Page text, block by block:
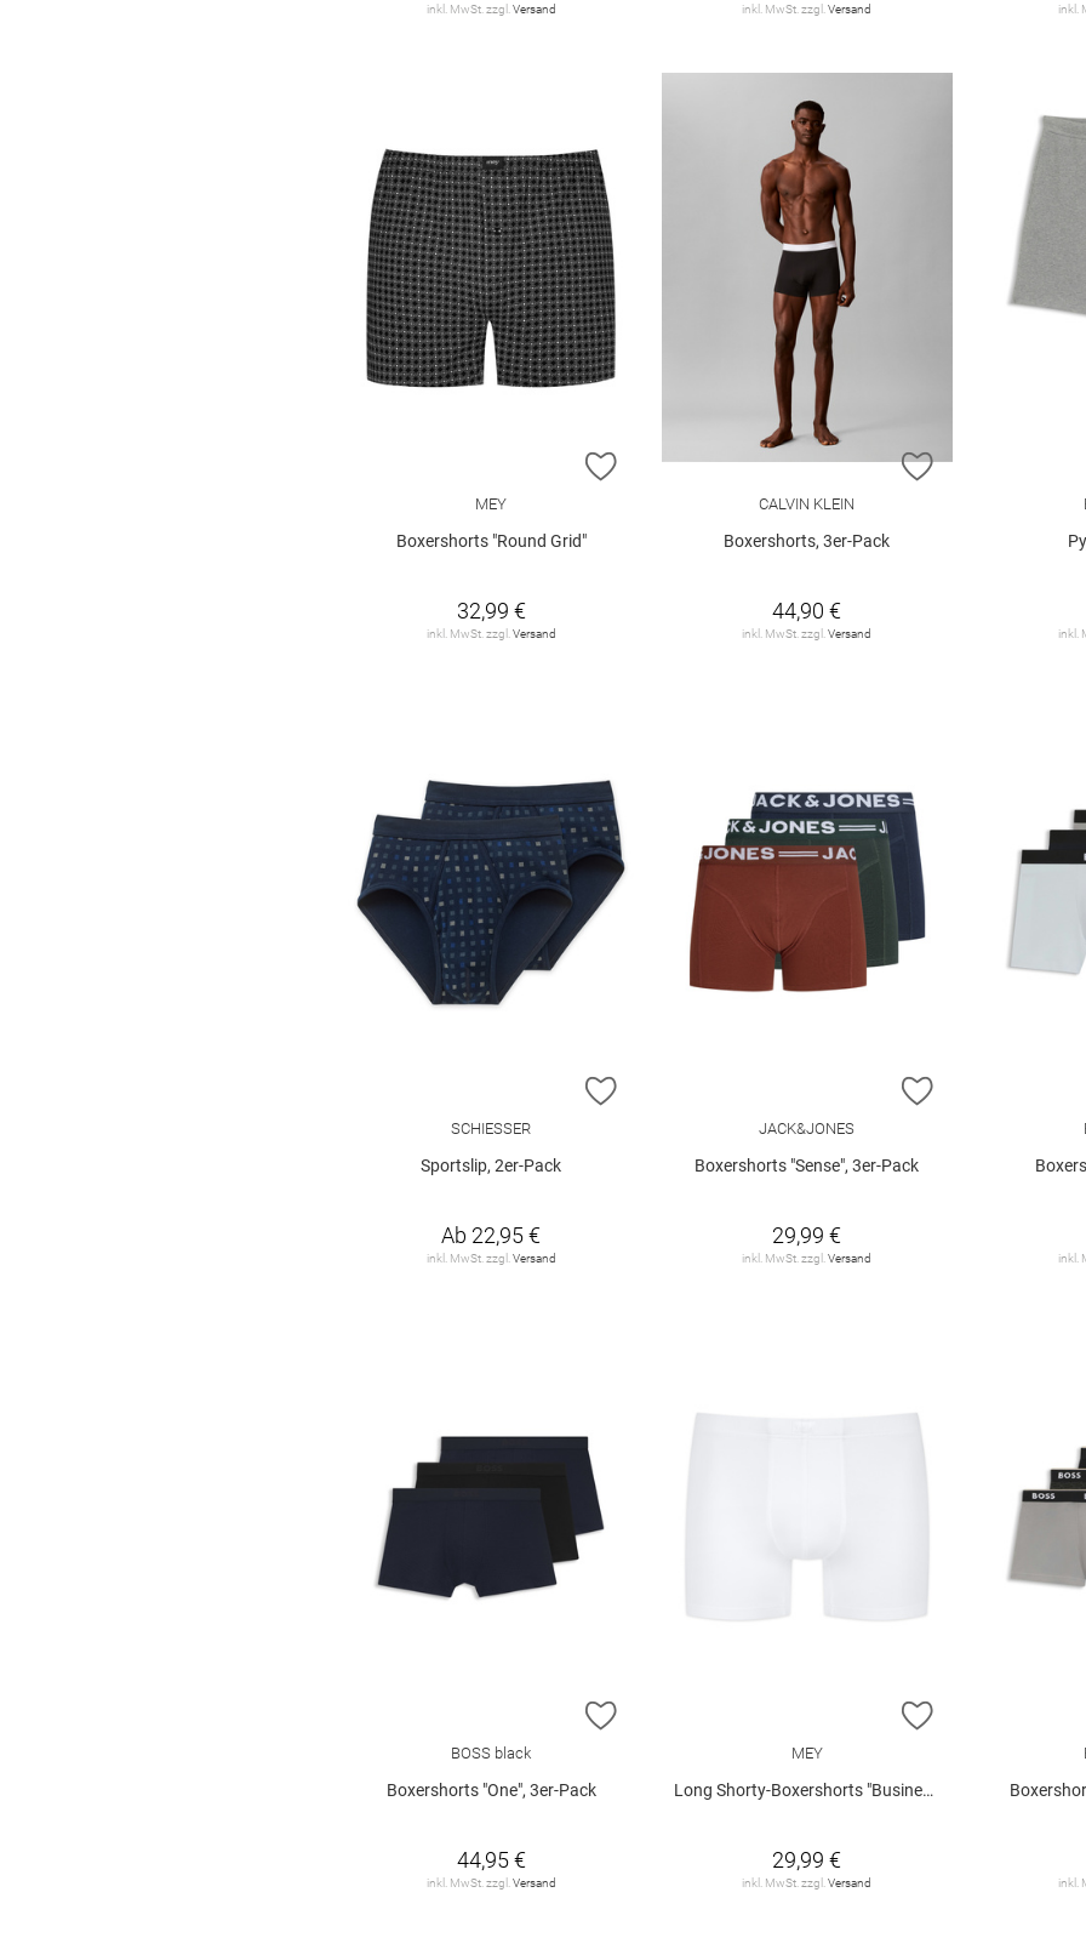
inkl. MwSt. zzgl. Versand inkl. MwSt. zzgl.Versand inkl.
ZUR WUNSCHLISTE HINZUFÜGEN
MEY
Boxershorts "Round Grid"
32,99 €
inkl. MwSt. zzgl. Versand
ZUR
CALVIN KLEIN
Boxershorts, 3er-Pack
44,90 €
inkl. MwSt. zzgl.Versand inkl.
ZUR WUNSCHLISTE HINZUFÜGEN
SCHIESSER
Sportslip, 2er-Pack
Ab 22,95 €
inkl. MwSt. zzgl. Versand
ZUR
JACK&JONES
Boxershorts "Sense", 3er-Pack
29,99 €
inkl. MwSt. zzgl.Versand inkl.
ZUR WUNSCHLISTE HINZUFÜGEN
BOSS black
Boxershorts "One", 3er-Pack
44,95 €
inkl. MwSt. zzgl. Versand
ZUR
MEY
Long Shorty-Boxershorts "Business Class"
29,99 €
inkl. MwSt. zzgl.Versand inkl.